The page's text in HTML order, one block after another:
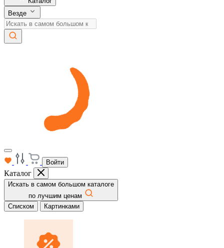
Везде
Войти
Каталог
Искать в самом большом каталоге
по лучшим ценам
Списком
Картинками